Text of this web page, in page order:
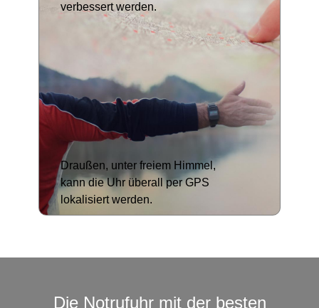
verbessert werden.
Draußen, unter freiem Himmel,
kann die Uhr überall per GPS
lokalisiert werden.
Die Notrufuhr mit der besten